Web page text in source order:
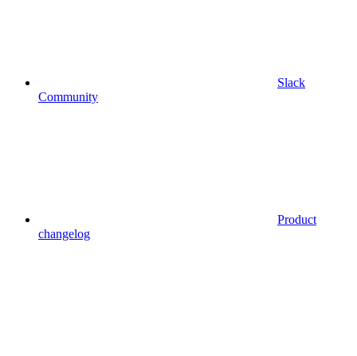
Slack
Community
Product
changelog